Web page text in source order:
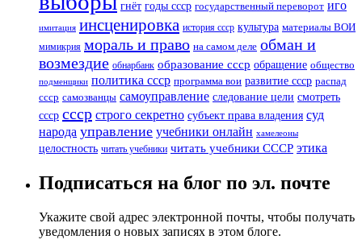
гнёт годы ссср государственный переворот иго
имитация инсценировка история ссср культура материалы ВОИ
мимикрия мораль и право на самом деле обман и
возмездие обнарбанк образование ссср обращение общество
подменщики политика ссср программа вои развитие ссср распад
ссср самозванцы самоуправление следование цели смотреть
ссср ссср строго секретно субъект права владения суд
народа управление учебники онлайн хамелеоны
целостность читать учебники читать учебники СССР этика
Подписаться на блог по эл. почте
Укажите свой адрес электронной почты, чтобы получать
уведомления о новых записях в этом блоге.